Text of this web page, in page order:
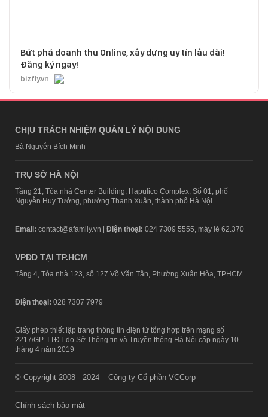
Bứt phá doanh thu Online, xây dựng uy tín lâu dài!
Đăng ký ngay!
bizfly.vn
CHỊU TRÁCH NHIỆM QUẢN LÝ NỘI DUNG
Bà Nguyễn Bích Minh
TRỤ SỞ HÀ NỘI
Tầng 21, Tòa nhà Center Building, Hapulico Complex, Số 01, phố
Nguyễn Huy Tưởng, phường Thanh Xuân, thành phố Hà Nội
Email: contact@afamily.vn | Điện thoại: 024 7309 5555, máy lẻ 62.370
VPĐD TẠI TP.HCM
Tầng 4, Tòa nhà 123, số 127 Võ Văn Tần, Phường Xuân Hòa, TPHCM
Điện thoại: 028 7307 7979
Giấy phép thiết lập trang thông tin điện tử tổng hợp trên mạng số
2217/GP-TTĐT do Sở Thông tin và Truyền thông Hà Nội cấp ngày 10
tháng 4 năm 2019
© Copyright 2008 - 2024 – Công ty Cổ phần VCCorp
Chính sách bảo mật